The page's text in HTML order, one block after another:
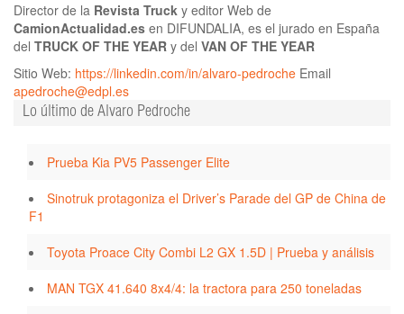
Director de la Revista Truck y editor Web de
CamionActualidad.es en DIFUNDALIA, es el jurado en España
del TRUCK OF THE YEAR y del VAN OF THE YEAR
Sitio Web: https://linkedin.com/in/alvaro-pedroche Email
apedroche@edpl.es
Lo último de Alvaro Pedroche
Prueba Kia PV5 Passenger Elite
Sinotruk protagoniza el Driver’s Parade del GP de China de
F1
Toyota Proace City Combi L2 GX 1.5D | Prueba y análisis
MAN TGX 41.640 8x4/4: la tractora para 250 toneladas